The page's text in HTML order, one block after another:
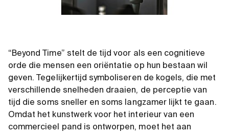
“Beyond Time” stelt de tijd voor als een cognitieve
orde die mensen een oriëntatie op hun bestaan wil
geven. Tegelijkertijd symboliseren de kogels, die met
verschillende snelheden draaien, de perceptie van
tijd die soms sneller en soms langzamer lijkt te gaan.
Omdat het kunstwerk voor het interieur van een
commercieel pand is ontworpen, moet het aan